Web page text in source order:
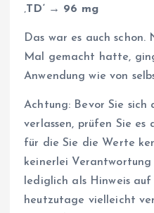
‚TD‘ → 96 mg
Das war es auch schon.
Mal gemacht hatte,
Anwendung wie von
Achtung: Bevor Sie sich
verlassen, prüfen Sie es
für die Sie die Werte
keinerlei
lediglich als Hinweis
heutzutage vielleicht